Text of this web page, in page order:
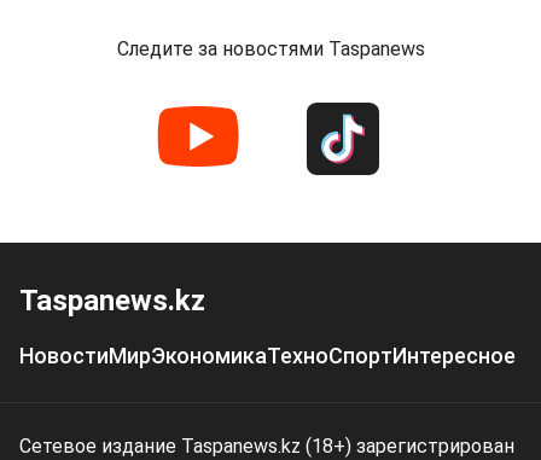
Следите за новостями Taspanews
Taspanews.kz
НовостиМирЭкономикаТехноСпортИнтересное
Сетевое издание Taspanews.kz (18+) зарегистрирован